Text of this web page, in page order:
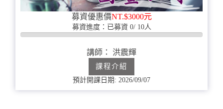
募資優惠價NT.$3000元
募資進度：已募資 0/ 10人
0%
講師： 洪震輝
課程介紹
預計開課日期: 2026/09/07